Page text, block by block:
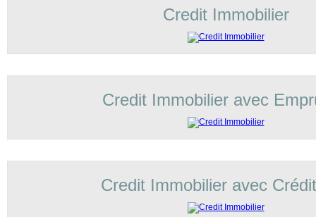
Credit Immobilier
Credit Immobilier avec
Credit Immobilier avec